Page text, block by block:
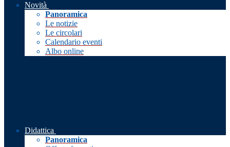
Novità
Panoramica
Le notizie
Le circolari
Calendario eventi
Albo online
Didattica
Panoramica